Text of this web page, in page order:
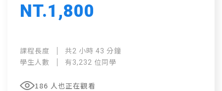
NT.1,800
課程長度
共2 小時 43 分鐘
學生人數
有3,232 位同學
186 人也正在觀看